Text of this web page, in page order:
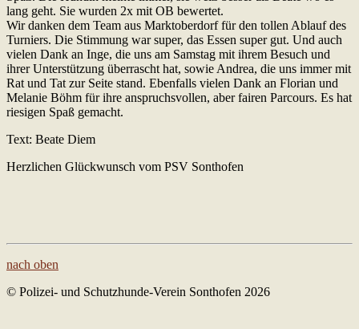
lang geht. Sie wurden 2x mit OB bewertet.
Wir danken dem Team aus Marktoberdorf für den tollen Ablauf des
Turniers. Die Stimmung war super, das Essen super gut. Und auch
vielen Dank an Inge, die uns am Samstag mit ihrem Besuch und
ihrer Unterstützung überrascht hat, sowie Andrea, die uns immer mit
Rat und Tat zur Seite stand. Ebenfalls vielen Dank an Florian und
Melanie Böhm für ihre anspruchsvollen, aber fairen Parcours. Es hat
riesigen Spaß gemacht.
Text: Beate Diem
Herzlichen Glückwunsch vom PSV Sonthofen
nach oben
© Polizei- und Schutzhunde-Verein Sonthofen 2026